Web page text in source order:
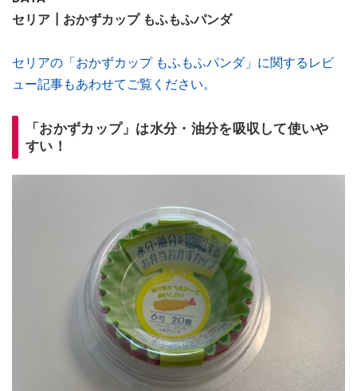
セリア┃おかずカップ もふもふパンダ
セリアの「おかずカップ もふもふパンダ」に関するレビ
ュー記事もあわせてご覧ください。
「おかずカップ」は水分・油分を吸収して使いや
すい！